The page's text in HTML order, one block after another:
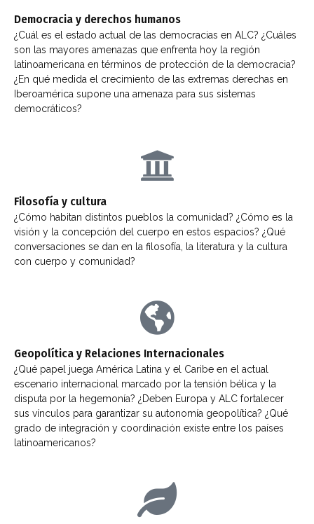
Democracia y derechos humanos
¿Cuál es el estado actual de las democracias en ALC? ¿Cuáles
son las mayores amenazas que enfrenta hoy la región
latinoamericana en términos de protección de la democracia?
¿En qué medida el crecimiento de las extremas derechas en
Iberoamérica supone una amenaza para sus sistemas
democráticos?
Filosofía y cultura
¿Cómo habitan distintos pueblos la comunidad? ¿Cómo es la
visión y la concepción del cuerpo en estos espacios? ¿Qué
conversaciones se dan en la filosofía, la literatura y la cultura
con cuerpo y comunidad?
Geopolítica y Relaciones Internacionales
¿Qué papel juega América Latina y el Caribe en el actual
escenario internacional marcado por la tensión bélica y la
disputa por la hegemonía? ¿Deben Europa y ALC fortalecer
sus vínculos para garantizar su autonomía geopolítica? ¿Qué
grado de integración y coordinación existe entre los países
latinoamericanos?